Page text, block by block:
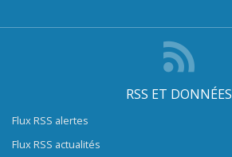
RSS ET DONNÉES
Flux RSS alertes
Flux RSS actualités